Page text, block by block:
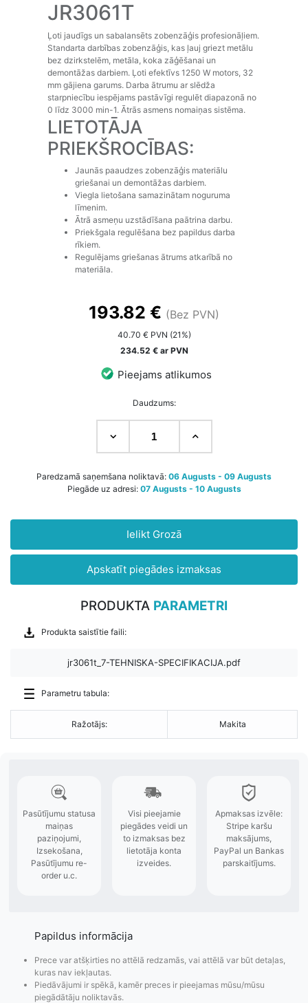
JR3061T
Ļoti jaudīgs un sabalansēts zobenzāģis profesionāļiem.
Standarta darbības zobenzāģis, kas ļauj griezt metālu
bez dzirkstelēm, metāla, koka zāģēšanai un
demontāžas darbiem. Ļoti efektīvs 1250 W motors, 32
mm gājiena garums. Darba ātrumu ar slēdža
starpniecību iespējams pastāvīgi regulēt diapazonā no
0 līdz 3000 min-1. Ātrās asmens nomaiņas sistēma.
LIETOTĀJA
PRIEKŠROCĪBAS:
Jaunās paaudzes zobenzāģis materiālu
griešanai un demontāžas darbiem.
Viegla lietošana samazinātam noguruma
līmenim.
Ātrā asmeņu uzstādīšana paātrina darbu.
Priekšgala regulēšana bez papildus darba
rīkiem.
Regulējams griešanas ātrums atkarībā no
materiāla.
193.82 € (Bez PVN)
40.70 € PVN (21%)
234.52 € ar PVN
Pieejams atlikumos
Daudzums:
Paredzamā saņemšana noliktavā: 06 Augusts - 09 Augusts
Piegāde uz adresi: 07 Augusts - 10 Augusts
Ielikt Grozā
Apskatīt piegādes izmaksas
PRODUKTA PARAMETRI
Produkta saistītie faili:
jr3061t_7-TEHNISKA-SPECIFIKACIJA.pdf
Parametru tabula:
Ražotājs: Makita
Papildus informācija
Prece var atšķirties no attēlā redzamās, vai attēlā var būt detaļas,
kuras nav iekļautas.
Piedāvājumi ir spēkā, kamēr preces ir pieejamas mūsu/mūsu
piegādātāju noliktavās.